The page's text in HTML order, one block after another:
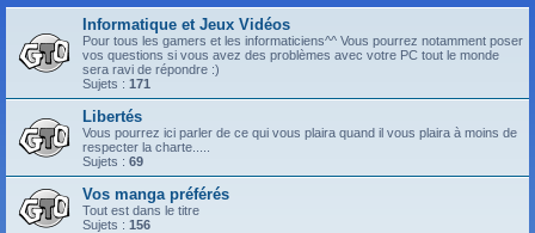
Informatique et Jeux Vidéos
Pour tous les gamers et les informaticiens^^ Vous pourrez notamment poser
vos questions si vous avez des problèmes avec votre PC tout le monde
sera ravi de répondre :)
Sujets : 171
Libertés
Vous pourrez ici parler de ce qui vous plaira quand il vous plaira à moins de
respecter la charte.....
Sujets : 69
Vos manga préférés
Tout est dans le titre
Sujets : 156